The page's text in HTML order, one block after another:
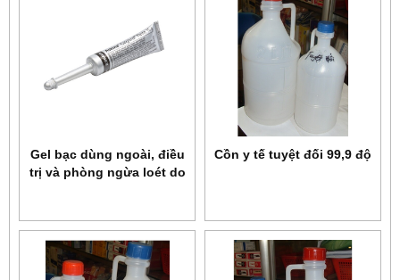
Gel bạc dùng ngoài, điều
trị và phòng ngừa loét do
Cồn y tế tuyệt đối 99,9 độ